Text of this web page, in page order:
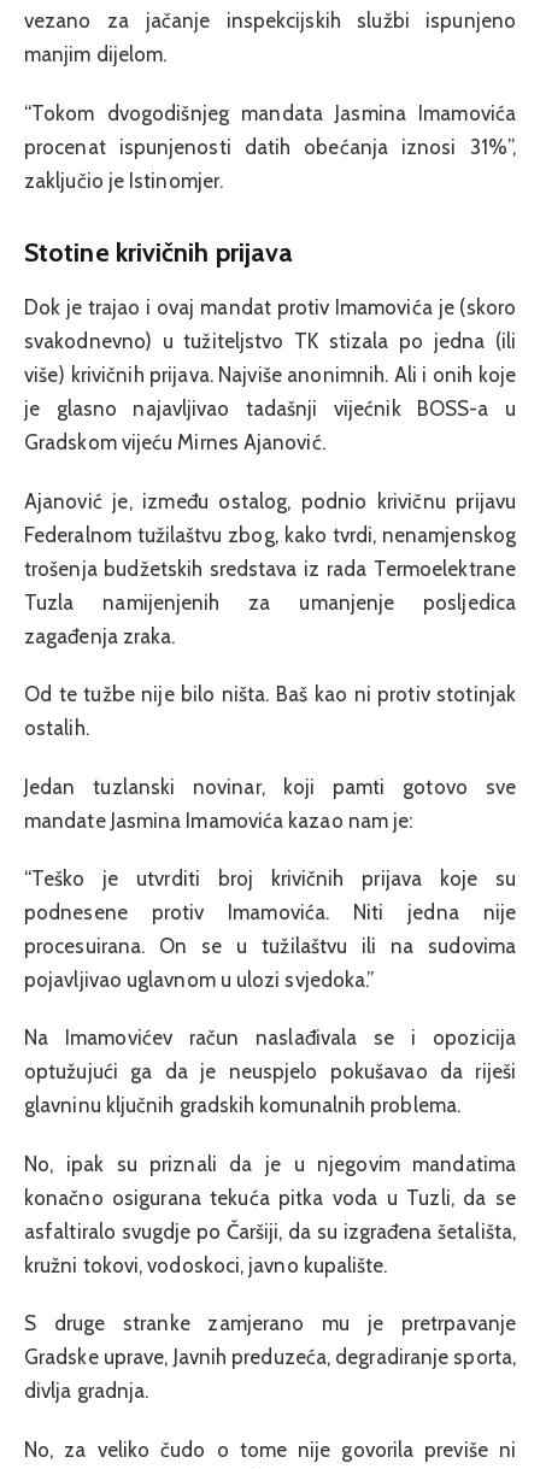
vezano za jačanje inspekcijskih službi ispunjeno
manjim dijelom.
“Tokom dvogodišnjeg mandata Jasmina Imamovića
procenat ispunjenosti datih obećanja iznosi 31%”,
zaključio je Istinomjer.
Stotine krivičnih prijava
Dok je trajao i ovaj mandat protiv Imamovića je (skoro
svakodnevno) u tužiteljstvo TK stizala po jedna (ili
više) krivičnih prijava. Najviše anonimnih. Ali i onih koje
je glasno najavljivao tadašnji vijećnik BOSS-a u
Gradskom vijeću Mirnes Ajanović.
Ajanović je, između ostalog, podnio krivičnu prijavu
Federalnom tužilaštvu zbog, kako tvrdi, nenamjenskog
trošenja budžetskih sredstava iz rada Termoelektrane
Tuzla namijenjenih za umanjenje posljedica
zagađenja zraka.
Od te tužbe nije bilo ništa. Baš kao ni protiv stotinjak
ostalih.
Jedan tuzlanski novinar, koji pamti gotovo sve
mandate Jasmina Imamovića kazao nam je:
“Teško je utvrditi broj krivičnih prijava koje su
podnesene protiv Imamovića. Niti jedna nije
procesuirana. On se u tužilaštvu ili na sudovima
pojavljivao uglavnom u ulozi svjedoka.”
Na Imamovićev račun naslađivala se i opozicija
optužujući ga da je neuspjelo pokušavao da riješi
glavninu ključnih gradskih komunalnih problema.
No, ipak su priznali da je u njegovim mandatima
konačno osigurana tekuća pitka voda u Tuzli, da se
asfaltiralo svugdje po Čaršiji, da su izgrađena šetališta,
kružni tokovi, vodoskoci, javno kupalište.
S druge stranke zamjerano mu je pretrpavanje
Gradske uprave, Javnih preduzeća, degradiranje sporta,
divlja gradnja.
No, za veliko čudo o tome nije govorila previše ni